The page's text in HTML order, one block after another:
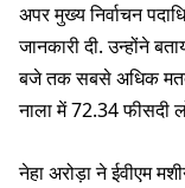
अपर मुख्य निर्वाचन
जानकारी दी. उन्होंने
बजे तक सबसे अधिक
नाला में 72.34 फीसदी
नेहा अरोड़ा ने ईवीएम